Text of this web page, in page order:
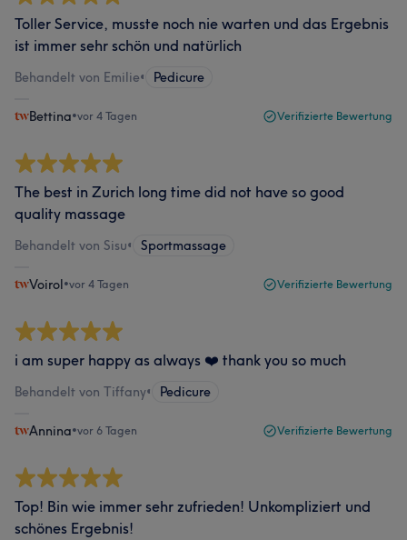
Toller Service, musste noch nie warten und das Ergebnis
ist immer sehr schön und natürlich
Behandelt von Emilie• Pedicure
Bettina•vor 4 Tagen Verifizierte Bewertung
The best in Zurich long time did not have so good
quality massage
Behandelt von Sisu• Sportmassage
Voirol•vor 4 Tagen Verifizierte Bewertung
i am super happy as always ❤️ thank you so much
Behandelt von Tiffany• Pedicure
Annina•vor 6 Tagen Verifizierte Bewertung
Top! Bin wie immer sehr zufrieden! Unkompliziert und
schönes Ergebnis!